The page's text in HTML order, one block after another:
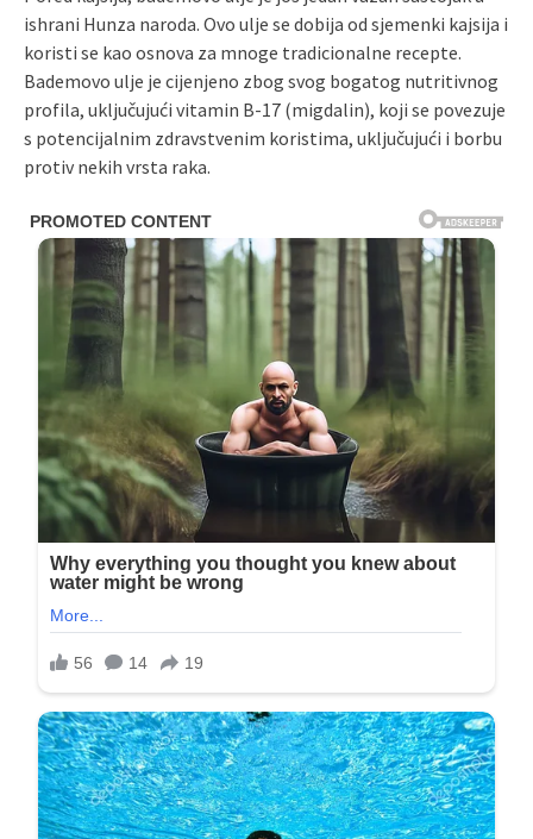
ishrani Hunza naroda. Ovo ulje se dobija od sjemenki kajsija i
koristi se kao osnova za mnoge tradicionalne recepte.
Bademovo ulje je cijenjeno zbog svog bogatog nutritivnog
profila, uključujući vitamin B-17 (migdalin), koji se povezuje
s potencijalnim zdravstvenim koristima, uključujući i borbu
protiv nekih vrsta raka.